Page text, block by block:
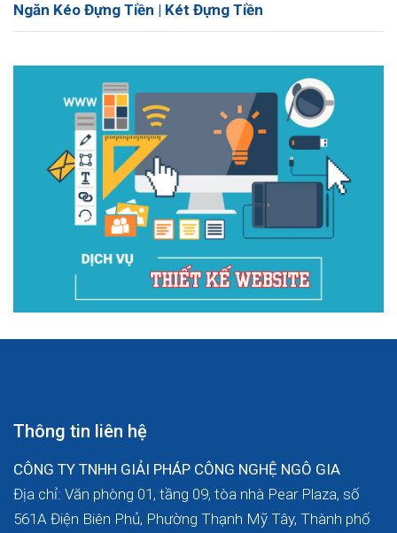
Ngăn Kéo Đựng Tiền | Két Đựng Tiền
Thông tin liên hệ
CÔNG TY TNHH GIẢI PHÁP CÔNG NGHỆ NGÔ GIA
Địa chỉ: Văn phòng 01, tầng 09, tòa nhà Pear Plaza, số
561A Điện Biên Phủ, Phường Thạnh Mỹ Tây, Thành phố